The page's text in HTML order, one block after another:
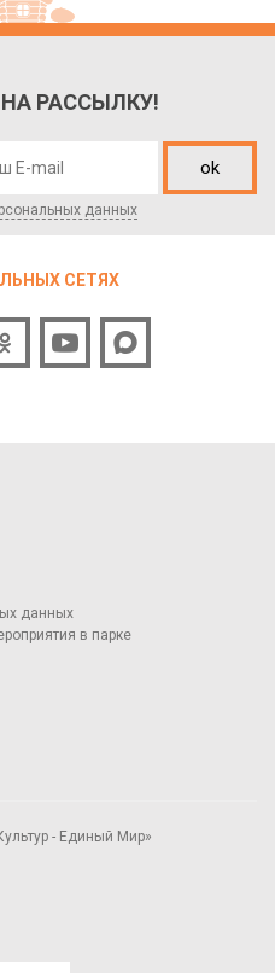
РАССЫЛКУ!
ok
данных
СЕТЯХ
данных
в парке
- Единый Мир»